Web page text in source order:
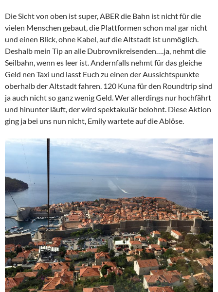
Die Sicht von oben ist super, ABER die Bahn ist nicht für die
vielen Menschen gebaut, die Plattformen schon mal gar nicht
und einen Blick, ohne Kabel, auf die Altstadt ist unmöglich.
Deshalb mein Tip an alle Dubrovnikreisenden….ja, nehmt die
Seilbahn, wenn es leer ist. Andernfalls nehmt für das gleiche
Geld nen Taxi und lasst Euch zu einen der Aussichtspunkte
oberhalb der Altstadt fahren. 120 Kuna für den Roundtrip sind
ja auch nicht so ganz wenig Geld. Wer allerdings nur hochfährt
und hinunter läuft, der wird spektakulär belohnt. Diese Aktion
ging ja bei uns nun nicht, Emily wartete auf die Ablöse.